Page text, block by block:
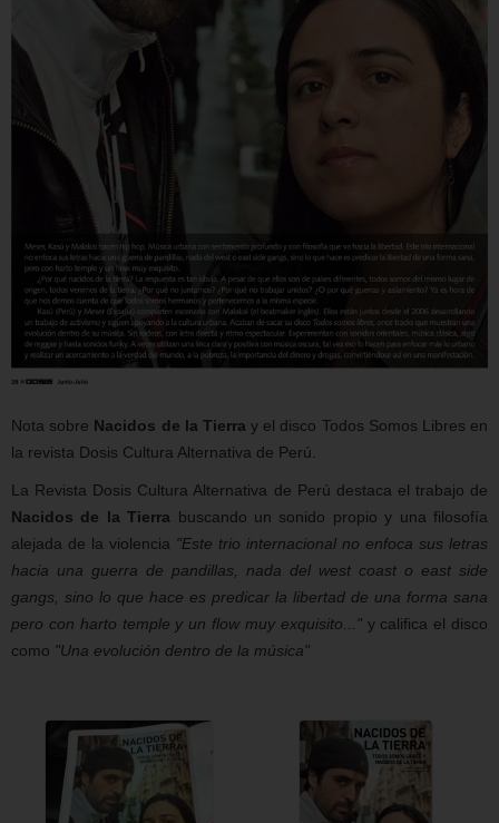
Nota sobre Nacidos de la Tierra y el disco Todos Somos Libres en
la revista Dosis Cultura Alternativa de Perú.
La Revista Dosis Cultura Alternativa de Perú destaca el trabajo de
Nacidos de la Tierra buscando un sonido propio y una filosofía
alejada de la violencia "Este trio internacional no enfoca sus letras
hacia una guerra de pandillas, nada del west coast o east side
gangs, sino lo que hace es predicar la libertad de una forma sana
pero con harto temple y un flow muy exquisito..."y califica el disco
como "Una evolución dentro de la música"